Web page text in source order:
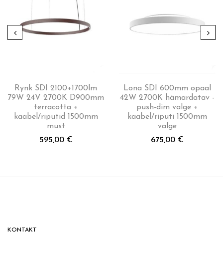
Rynk SDI 2100+1700lm
79W 24V 2700K D900mm
terracotta +
kaabel/riputid 1500mm
must
595,00 €
Lona SDI 600mm opaal
42W 2700K hämardatav -
push-dim valge +
kaabel/riputi 1500mm
valge
675,00 €
KONTAKT